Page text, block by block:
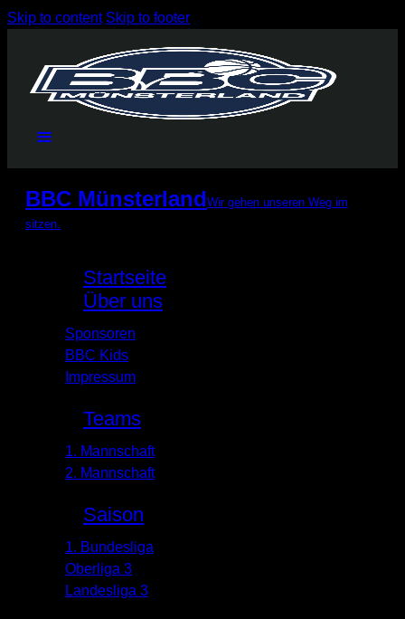
Skip to content Skip to footer
BBC MünsterlandWir gehen unseren Weg im
sitzen.
Startseite
Über uns
Sponsoren
BBC Kids
Impressum
Teams
1. Mannschaft
2. Mannschaft
Saison
1. Bundesliga
Oberliga 3
Landesliga 3